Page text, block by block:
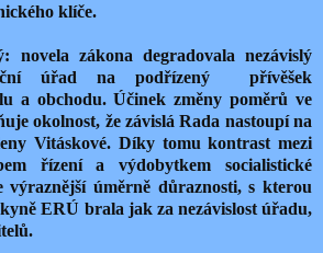
klíče.
novela zákona degradovala nezávislý
úřad na podřízený přívěšek
a obchodu. Účinek změny poměrů ve
okolnost, že závislá Rada nastoupí na
Vitáskové. Díky tomu kontrast mezi
řízení a výdobytkem socialistické
výraznější úměrně důraznosti, s kterou
ERÚ brala jak za nezávislost úřadu,